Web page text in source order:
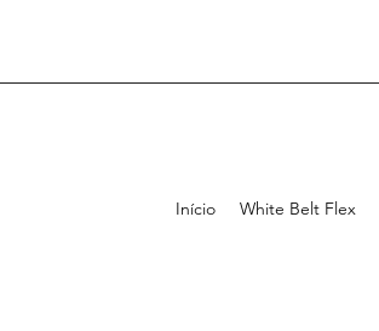
Início White Belt Flex